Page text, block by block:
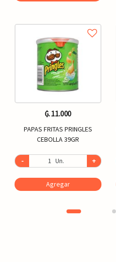
₲. 11.000
PAPAS FRITAS PRINGLES
CEBOLLA 39GR
- Un. +
Agregar